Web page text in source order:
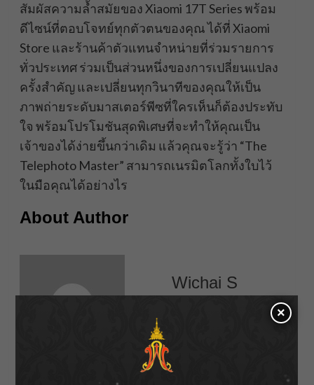
สัมผัสความล้ำสมัยของ Xiaomi 17T Series พร้อม
ดีไซน์ที่ตอบโจทย์ทุกตัวตนของคุณ ได้ที่ Xiaomi
Store และร้านค้าตัวแทนจำหน่ายที่ร่วมรายการ
ทั่วประเทศ ร่วมเป็นส่วนหนึ่งของการเปลี่ยนแปลง
ครั้งสำคัญ และเปลี่ยนทุกวินาทีของคุณให้เป็น
ภาพถ่ายระดับมาสเตอร์พีซที่ใครเห็นก็ต้องประทับ
ใจ พร้อมโปรโมชันสุดพิเศษที่จะทำให้คุณเป็น
เจ้าของได้ง่ายขึ้นกว่าเดิม แล้วคุณจะรู้ว่า “The
Telephoto Master” สามารถเนรมิตโลกทั้งใบไว้
ในมือคุณได้อย่างไร
About Author
Wichai S
See author's posts ×